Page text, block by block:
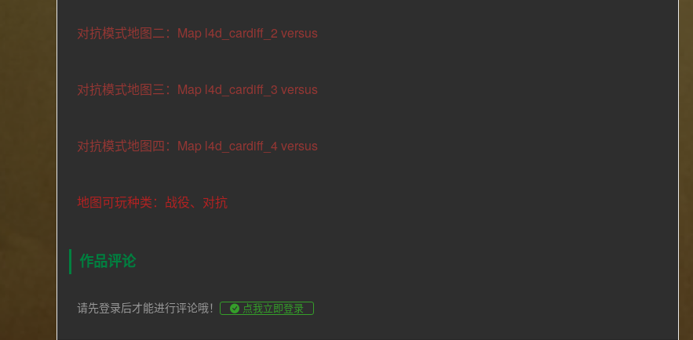
对抗模式地图二：Map l4d_cardiff_2 versus
对抗模式地图三：Map l4d_cardiff_3 versus
对抗模式地图四：Map l4d_cardiff_4 versus
地图可玩种类：战役、对抗
作品评论
请先登录后才能进行评论哦！ 点我立即登录